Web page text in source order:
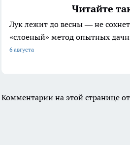
Читайте
Лук лежит до весны — не
«слоеный» метод опытных
6 августа
Комментарии на этой странице